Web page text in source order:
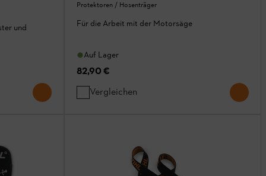
und
Protektoren / Hosenträger
Für die Arbeit mit der Motorsäge
Auf Lager
82,90 €
Vergleichen